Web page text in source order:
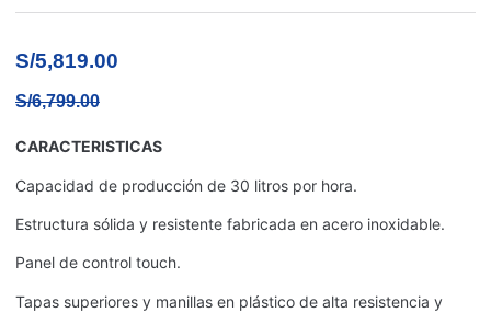
S/5,819.00
S/6,799.00
CARACTERISTICAS
Capacidad de producción de 30 litros por hora.
Estructura sólida y resistente fabricada en acero inoxidable.
Panel de control touch.
Tapas superiores y manillas en plástico de alta resistencia y